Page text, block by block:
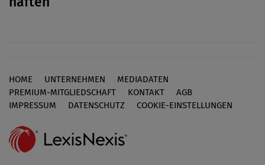
Footer
HOME UNTERNEHMEN
MEDIADATEN
PREMIUM-MITGLIEDSCHAFT
KONTAKT
AGB
IMPRESSUM
DATENSCHUTZ COOKIE-EINSTELLUNGEN